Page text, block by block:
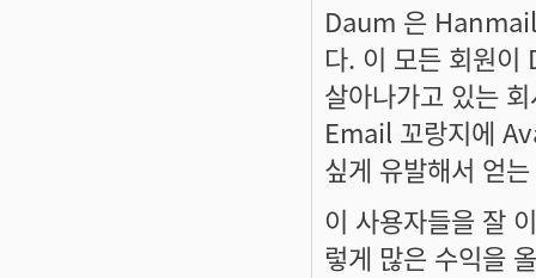
Daum 은 Hanmail
다. 이 모든 회원이
살아나가고 있는
Email 꼬랑지에
싶게 유발해서 얻
이 사용자들을 잘
렇게 많은 수익을